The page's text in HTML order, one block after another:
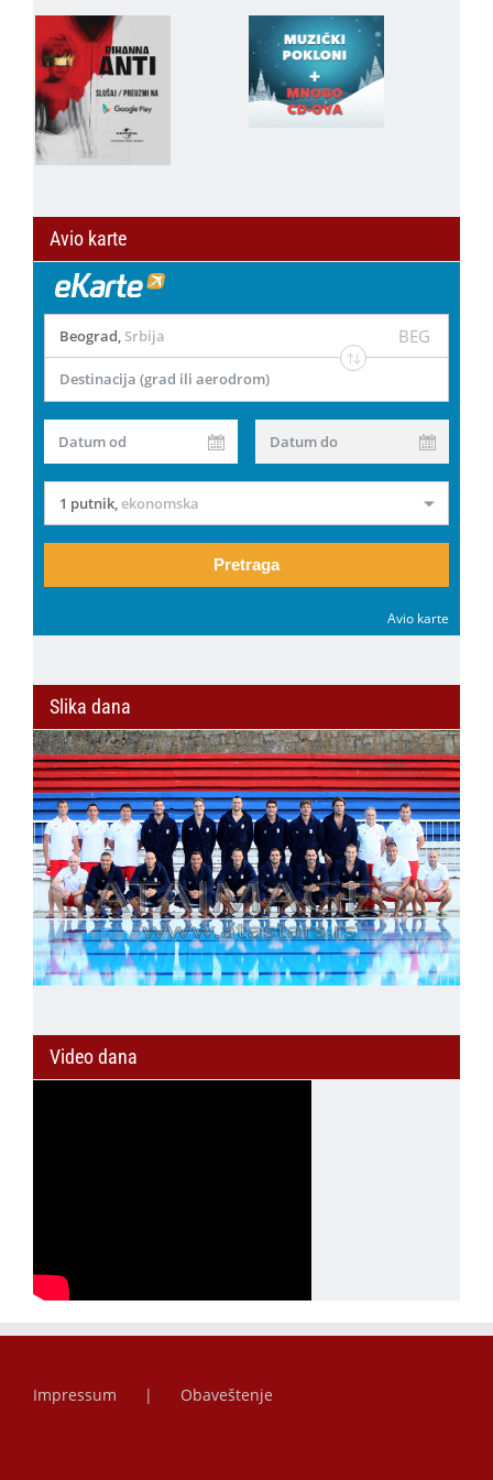
Avio karte
Beograd, Srbija BEG
Destinacija (grad ili aerodrom)
Datum od Datum do
1 putnik,ekonomska
Pretraga
Avio karte
Slika dana
Video dana
Impressum Obaveštenje